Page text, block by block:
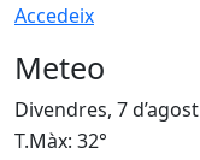
Accedeix
Meteo
Divendres, 7 d’agost
T.Màx: 32°